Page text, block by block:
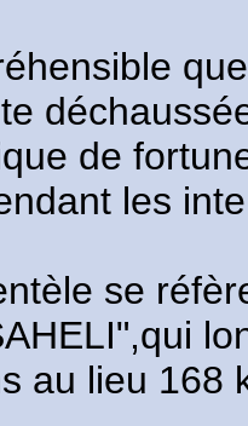
de
les
se
au lieu 168